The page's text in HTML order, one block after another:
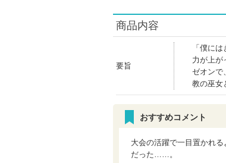
商品内容
要旨
「僕に
力が上が
ゼオンで
教の巫女
おすすめコメント
大会の活躍で一目置かれ
だった……。